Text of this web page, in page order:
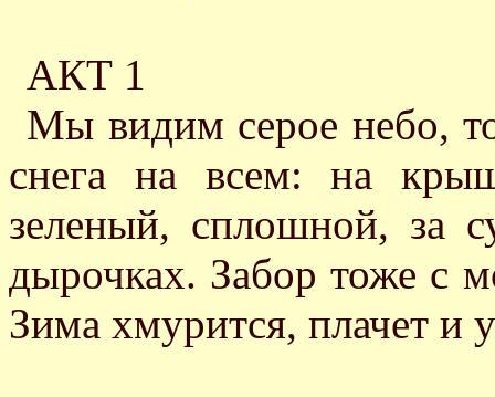
АКТ 1
Мы видим серое небо,
снега на всем: на
зеленый, сплошной, за
дырочках. Забор тоже с
Зима хмурится, плачет и